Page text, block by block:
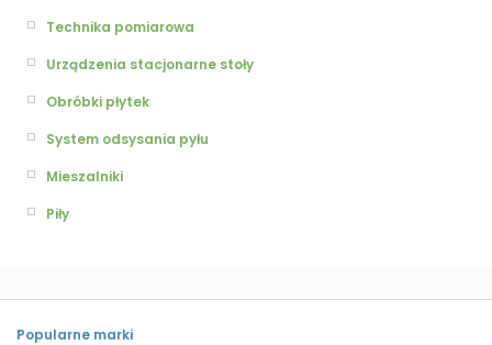
Technika pomiarowa
Urządzenia stacjonarne stoły
Obróbki płytek
System odsysania pyłu
Mieszalniki
Piły
Popularne marki